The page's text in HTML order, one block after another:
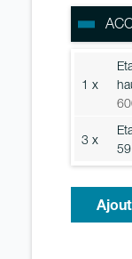
1 x
3 x